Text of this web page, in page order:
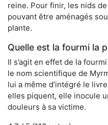
reine. Pour finir, les nids
pouvant être aménagés
plante.
Quelle est la fourmi la
Il s’agit en effet de la
le nom scientifique de
lui a même d’intégré le
elles piquent, elle inocule
douleurs à sa victime.